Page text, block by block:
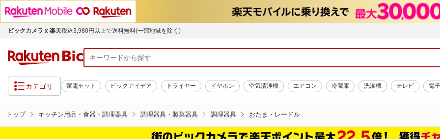
ビックカメラ x 楽天税込3,980円以上で送料無料(一部地域を除く)
カテゴリ 家電セット ビックアイデア ドライヤー イヤホン 空気清浄機 エアコン 冷蔵庫 洗濯機 テレビ 電
トップ キッチン用品・食器・調理器具 調理器具・製菓器具 調理器具 おたま・レードル